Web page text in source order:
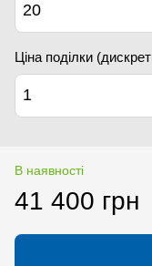
20
Ціна поділки
1
В наявності
41 400 грн